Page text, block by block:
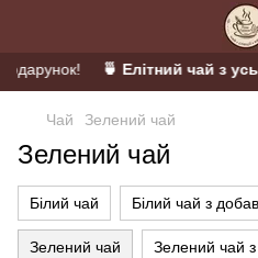
🍵 Елітний чай з
Чай Зелений чай
Зелений чай
Білий чай Білий чай з
Зелений чай Зелений чай